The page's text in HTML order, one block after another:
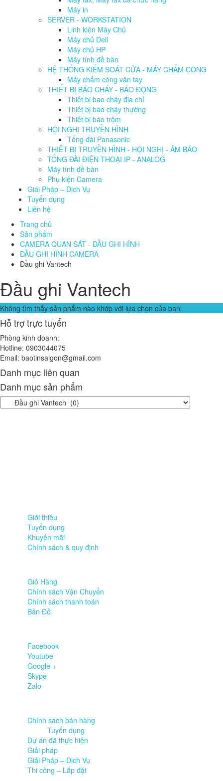
Máy in
SERVER - WORKSTATION
Linh kiện Máy Chủ
Máy chủ Dell
Máy chủ HP
Máy tính đề bàn
HỆ THỐNG KIỂM SOÁT CỬA - MÁY CHẤM CÔNG
Máy chấm công vân tay
THIẾT BỊ BÁO CHÁY - BÁO ĐỘNG
Thiết bị bao cháy địa chỉ
Thiết bị báo cháy thường
Thiết bị báo trộm
HỘI NGHỊ TRUYỀN HÌNH
Tổng đài Panasonic
THIÊT BỊ TRUYỀN HÌNH - HỘI NGHỊ - ÂM BÁO
TỔNG ĐÀI ĐIỆN THOẠI IP - ANALOG
Máy tính đề bàn
Phụ kiện Camera
Giái Pháp – Dịch Vụ
Tuyển dụng
Liên hệ
Trang chủ
Sản phẩm
CAMERA QUAN SÁT - ĐẦU GHI HÌNH
ĐẦU GHI HÌNH CAMERA
Đầu ghi Vantech
Đầu ghi Vantech
Không tìm thấy sản phẩm nào khớp với lựa chọn của bạn.
Hỗ trợ trực tuyển
Phòng kinh doanh:
Hotline: 0903044075
Email: baotinsaigon@gmail.com
Danh mục liên quan
Danh mục sản phẩm
Giới thiệu
Tuyển dụng
Khuyến mãi
Chính sách & quy định
Giỏ Hàng
Chính sách Vận Chuyển
Chính sách thanh toán
Bản Đồ
Facebook
Youtube
Google +
Skype
Zalo
Chính sách bán hàng
Tuyển dụng
Dự án đã thực hiện
Giải pháp
Giải Pháp – Dịch Vụ
Thi công – Lắp đặt